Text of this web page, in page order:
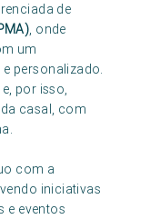
de
, onde
um
personalizado.
por isso,
casal, com
com a
iniciativas
e eventos